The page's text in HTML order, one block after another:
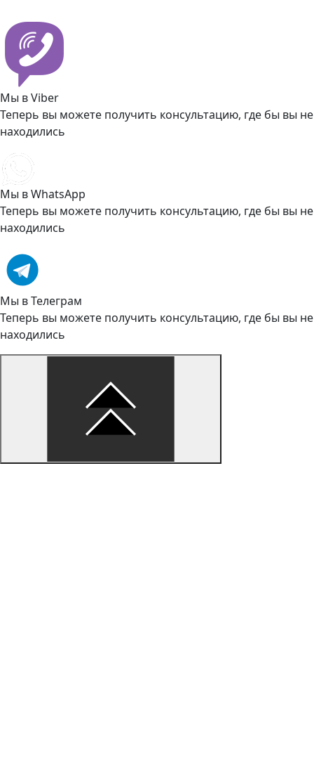
Мы в Viber
Теперь вы можете получить консультацию, где бы вы не
находились
Мы в WhatsApp
Теперь вы можете получить консультацию, где бы вы не
находились
Мы в Телеграм
Теперь вы можете получить консультацию, где бы вы не
находились